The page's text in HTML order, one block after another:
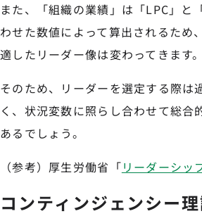
また、「組織の業績」は「LPC」と
わせた数値によって算出されるため
適したリーダー像は変わってきます。
そのため、リーダーを選定する際は
く、状況変数に照らし合わせて総合
あるでしょう。
（参考）厚生労働省「リーダーシッ
コンティンジェンシー